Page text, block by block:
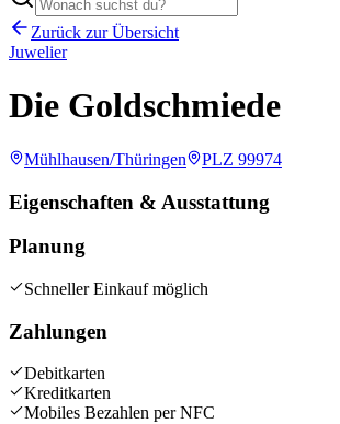
Zurück zur Übersicht
Juwelier
Die Goldschmiede
Mühlhausen/Thüringen PLZ 99974
Eigenschaften & Ausstattung
Planung
Schneller Einkauf möglich
Zahlungen
Debitkarten
Kreditkarten
Mobiles Bezahlen per NFC